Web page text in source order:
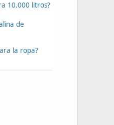
10.000 litros?
de
la ropa?